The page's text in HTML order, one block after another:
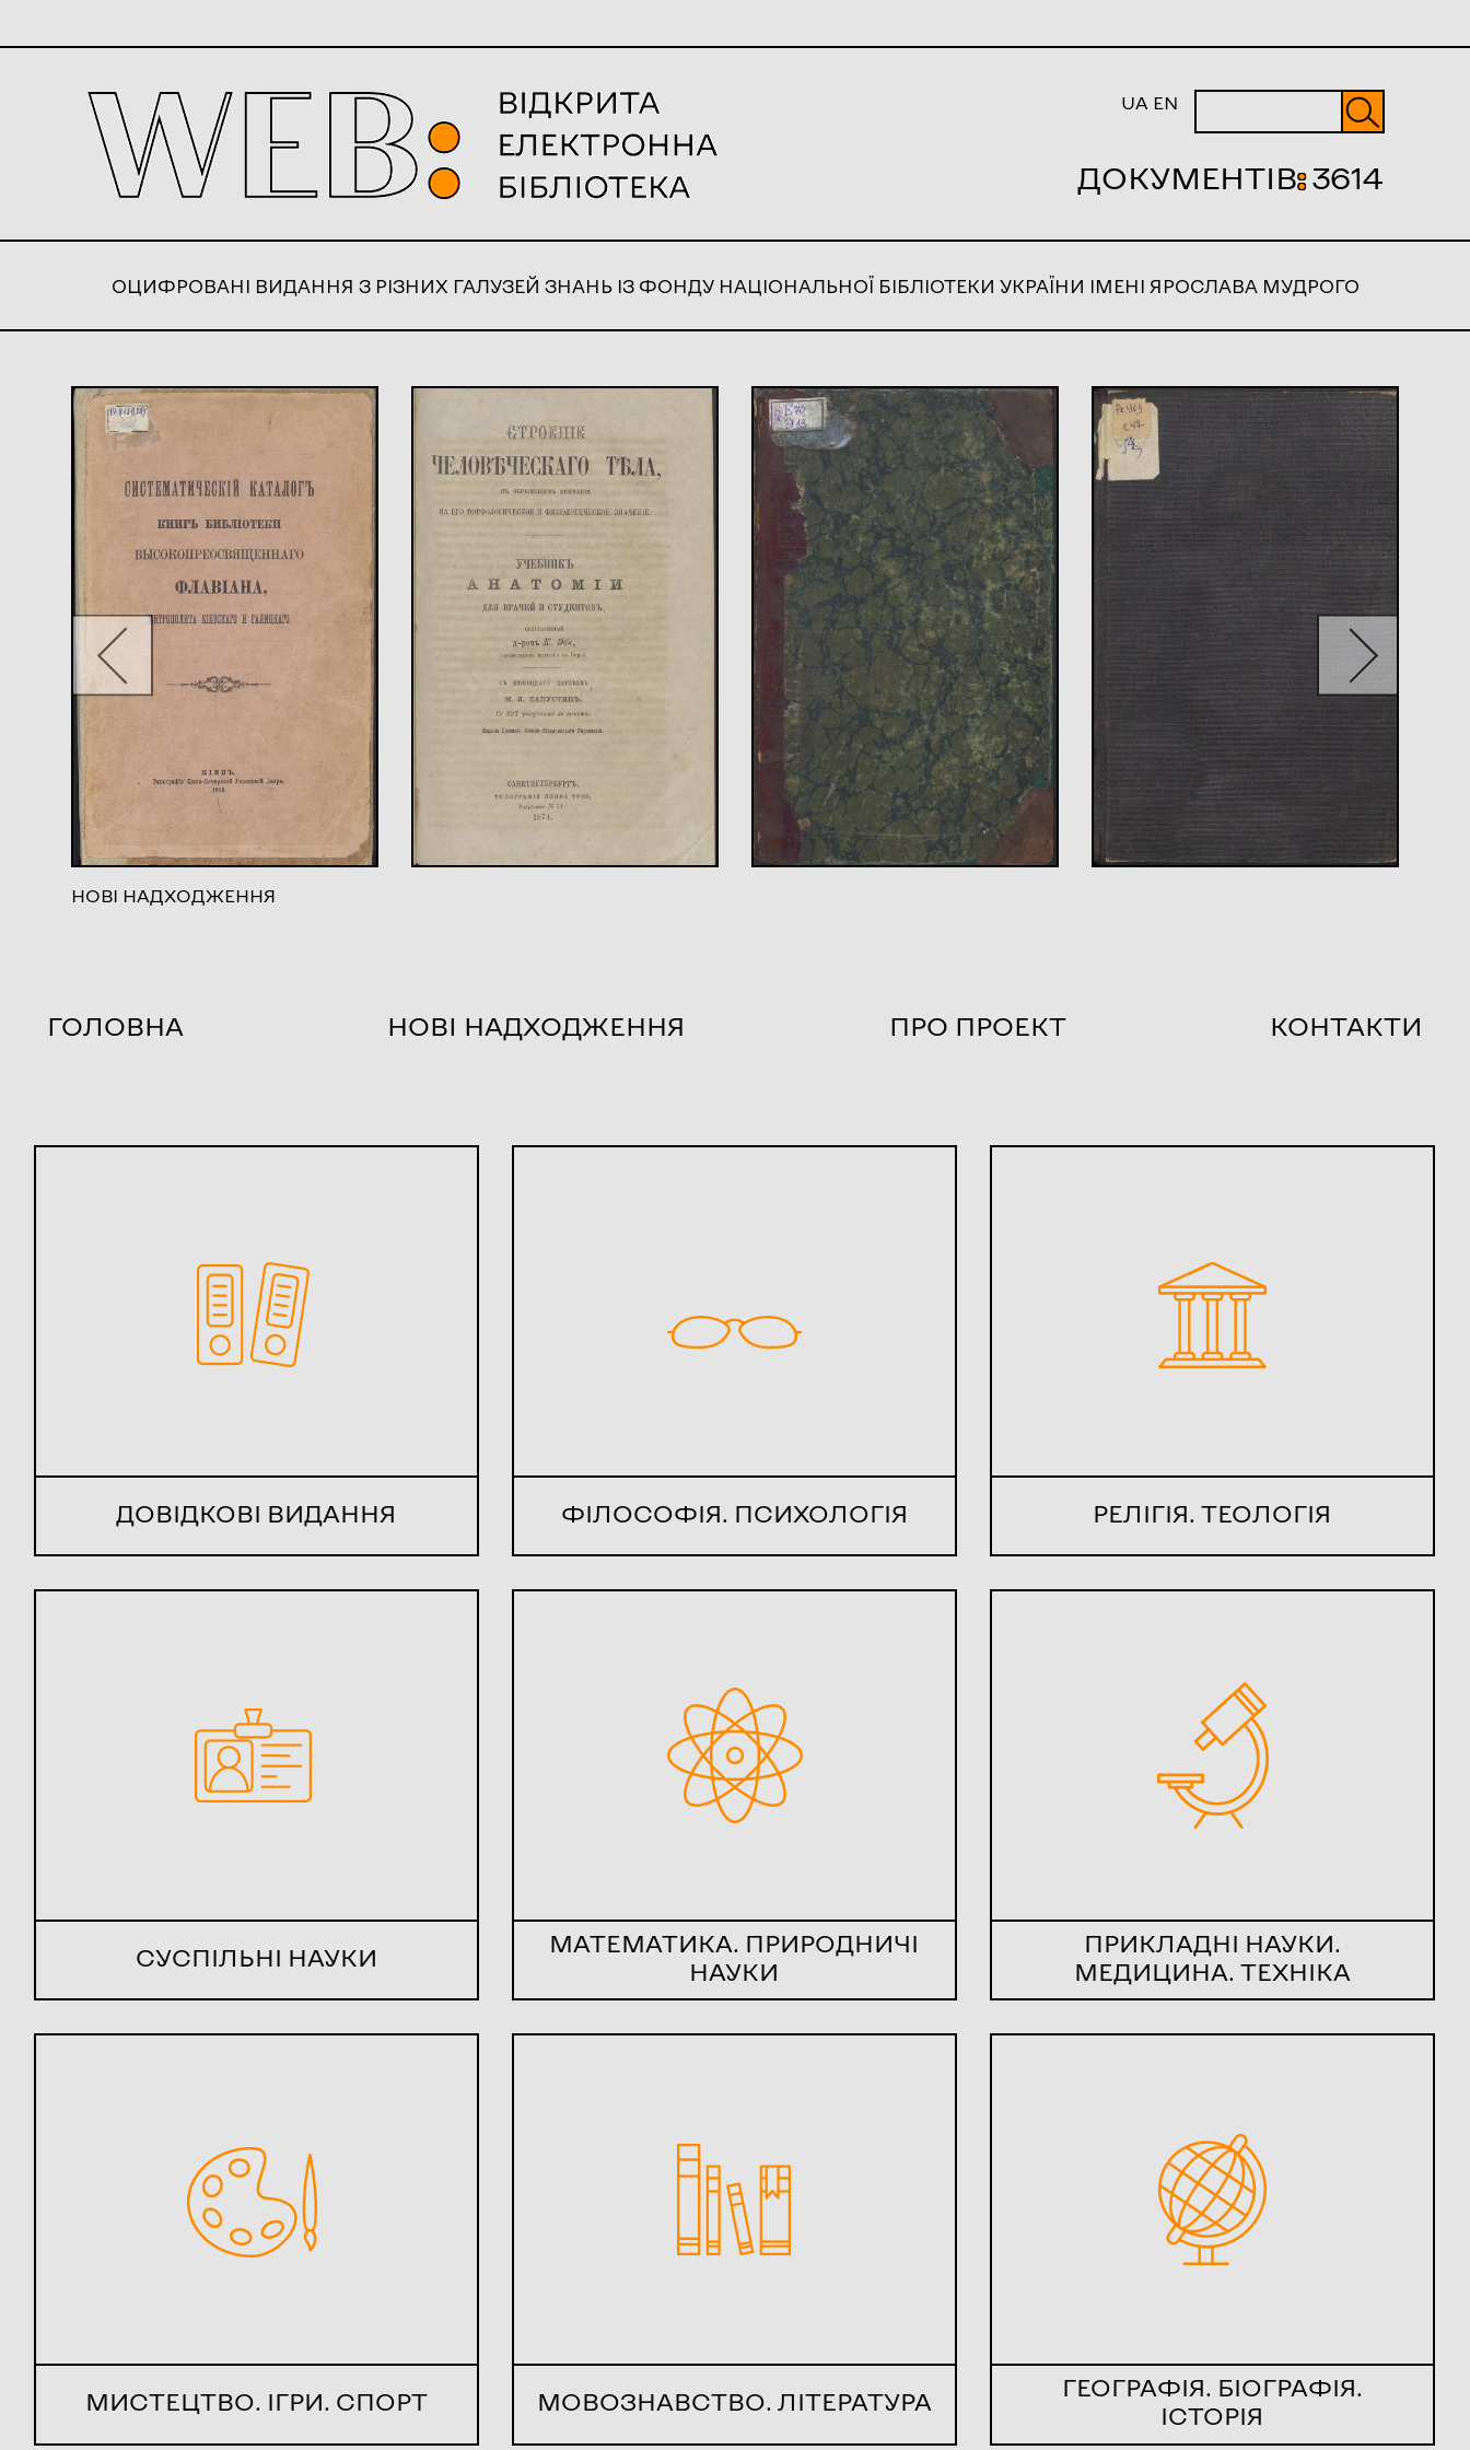
UA EN
ДОКУМЕНТІВ:3614
ОЦИФРОВАНІ ВИДАННЯ З РІЗНИХ ГАЛУЗЕЙ ЗНАНЬ ІЗ ФОНДУ НАЦІОНАЛЬНОЇ БІБЛІОТЕКИ УКРАЇНИ ІМЕНІ ЯРОСЛАВА МУДРОГО
НОВІ НАДХОДЖЕННЯ
ГОЛОВНА НОВІ НАДХОДЖЕННЯ ПРО ПРОЕКТ КОНТАКТИ
ДОВІДКОВІ ВИДАННЯ ФІЛОСОФІЯ. ПСИХОЛОГІЯ РЕЛІГІЯ. ТЕОЛОГІЯ
СУСПІЛЬНІ НАУКИ
МАТЕМАТИКА. ПРИРОДНИЧІ
НАУКИ
ПРИКЛАДНІ НАУКИ.
МЕДИЦИНА. ТЕХНІКА
МИСТЕЦТВО. ІГРИ. СПОРТ МОВОЗНАВСТВО. ЛІТЕРАТУРА
ГЕОГРАФІЯ. БІОГРАФІЯ.
ІСТОРІЯ